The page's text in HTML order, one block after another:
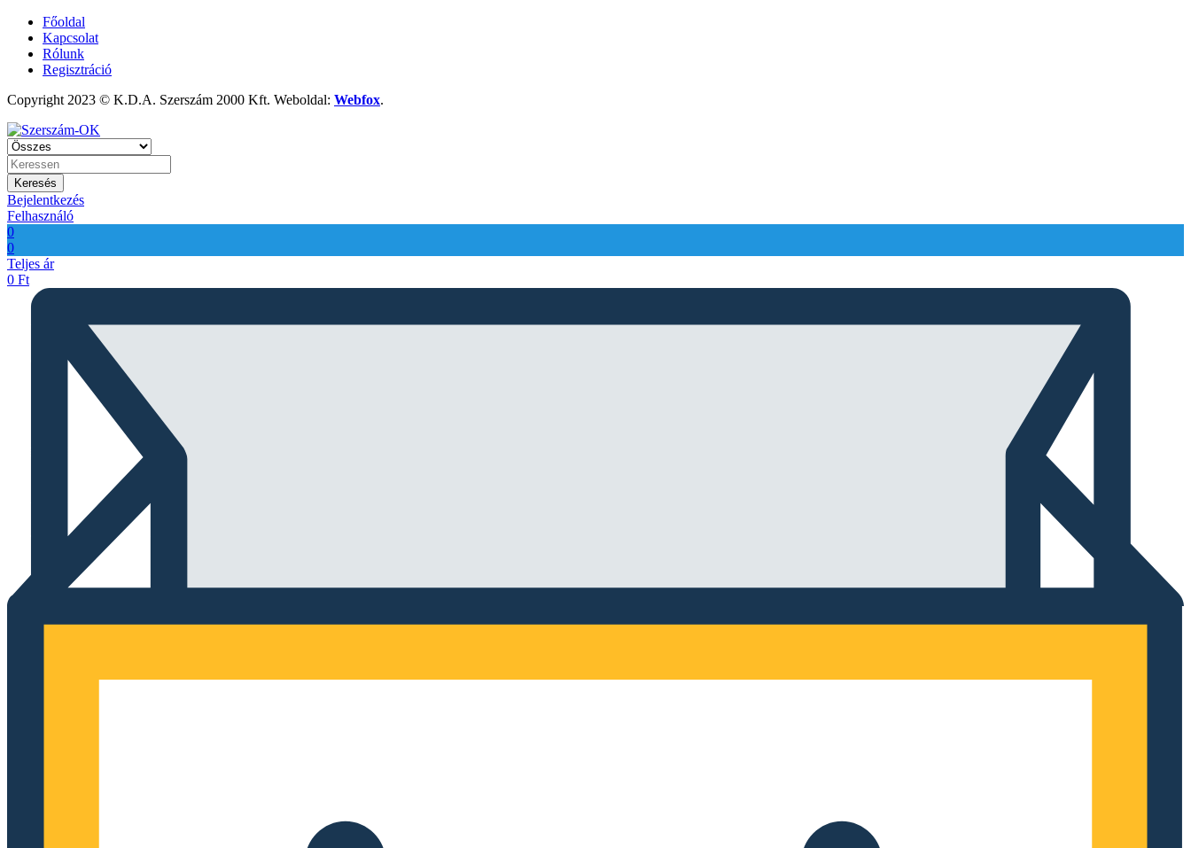
Főoldal
Kapcsolat
Rólunk
Regisztráció
Copyright 2023 © K.D.A. Szerszám 2000 Kft. Weboldal: Webfox.
Keresés
Bejelentkezés
Felhasználó
0
0
Teljes ár
0 Ft